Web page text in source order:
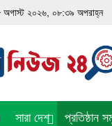
অগাস্ট ২০২৬, ০৮:৩৯ অপরাহ্ন
সারা দেশ প্রতিষ্ঠান